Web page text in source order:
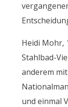
Heidi Mohr,
Stahlbad-
anderem
und einmal